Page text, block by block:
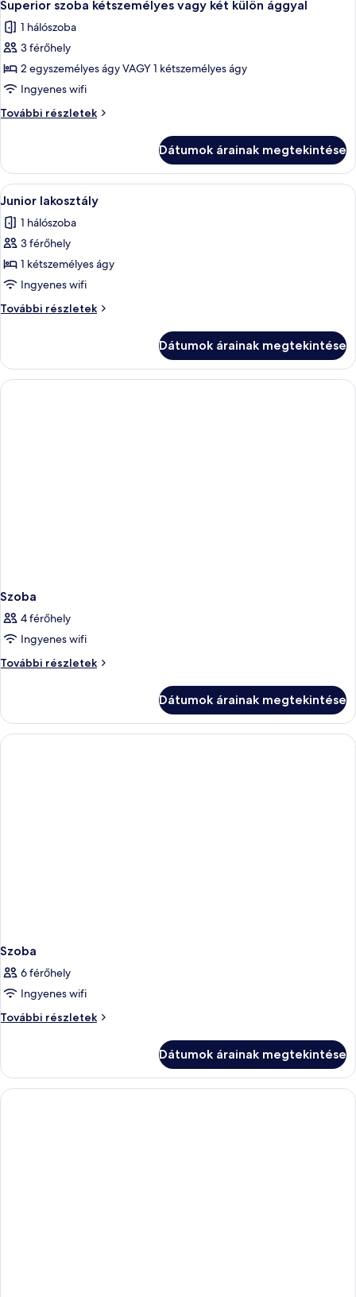
következő
szoba
összes
képének
megtekintése:
Superior
szoba
vagy
két
külön
ággyal
Superior szoba kétszemélyes vagy két külön ággyal
1 hálószoba
3 férőhely
2 egyszemélyes ágy VAGY 1 kétszemélyes ágy
Ingyenes wifi
További részletek
Superior
két
külön
ággyal
részletei
Dátumok árainak megtekintése
A
következő
szoba
összes
képének
megtekintése:
Junior
lakosztály
Egy szállodai szoba, amelyben egy
6
Junior lakosztály
1 hálószoba
3 férőhely
1 kétszemélyes ágy
Ingyenes wifi
További részletek
Junior
Dátumok árainak megtekintése
Szoba
4 férőhely
Ingyenes wifi
További részletek
Szoba
Dátumok árainak megtekintése
Szoba
6 férőhely
Ingyenes wifi
További részletek
Szoba
Dátumok árainak megtekintése